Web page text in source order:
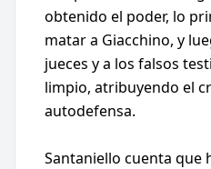
obtenido el poder, lo
matar a Giacchino, y
jueces y a los falsos
limpio, atribuyendo el
autodefensa.
Santaniello cuenta que